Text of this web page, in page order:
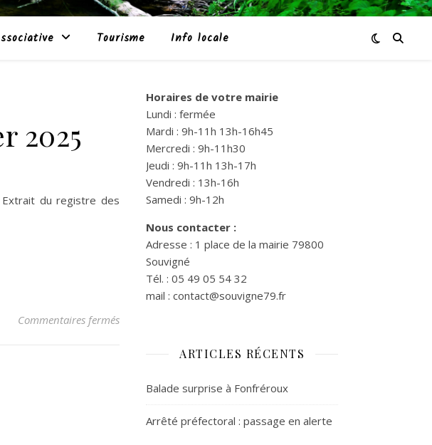
Tourisme Info locale
2025
du registre des
Commentaires ferméssur Conseil Municipal du 24 février 2025
Horaires de votre mairie
Lundi : fermée
Mardi : 9h-11h 13h-16h45
Mercredi : 9h-11h30
Jeudi : 9h-11h 13h-17h
Vendredi : 13h-16h
Samedi : 9h-12h
Nous contacter :
Adresse : 1 place de la mairie 79800
Souvigné
Tél. : 05 49 05 54 32
mail : contact@souvigne79.fr
ARTICLES RÉCENTS
Balade surprise à Fonfréroux
Arrêté préfectoral : passage en alerte